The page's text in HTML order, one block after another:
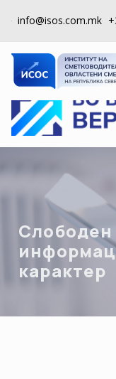
info@isos.com.mk
ЗА
НАС
РЕГИСТРИ
КОНТРОЛА
КВАЛИТЕТ
КАКО
ДА
СТАНАМ
карактер